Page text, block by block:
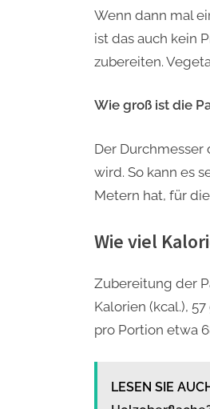
Wenn dann mal
ist das auch kein
zubereiten.
Wie groß ist die
Der
wird. So kann es
Metern hat, für
Wie viel
Zubereitung der
Kalorien (kcal.),
pro Portion etwa
LESEN SIE